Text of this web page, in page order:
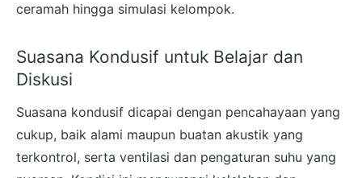
ceramah hingga simulasi kelompok.
Suasana Kondusif untuk Belajar dan
Diskusi
Suasana kondusif dicapai dengan pencahayaan yang
cukup, baik alami maupun buatan akustik yang
terkontrol, serta ventilasi dan pengaturan suhu yang